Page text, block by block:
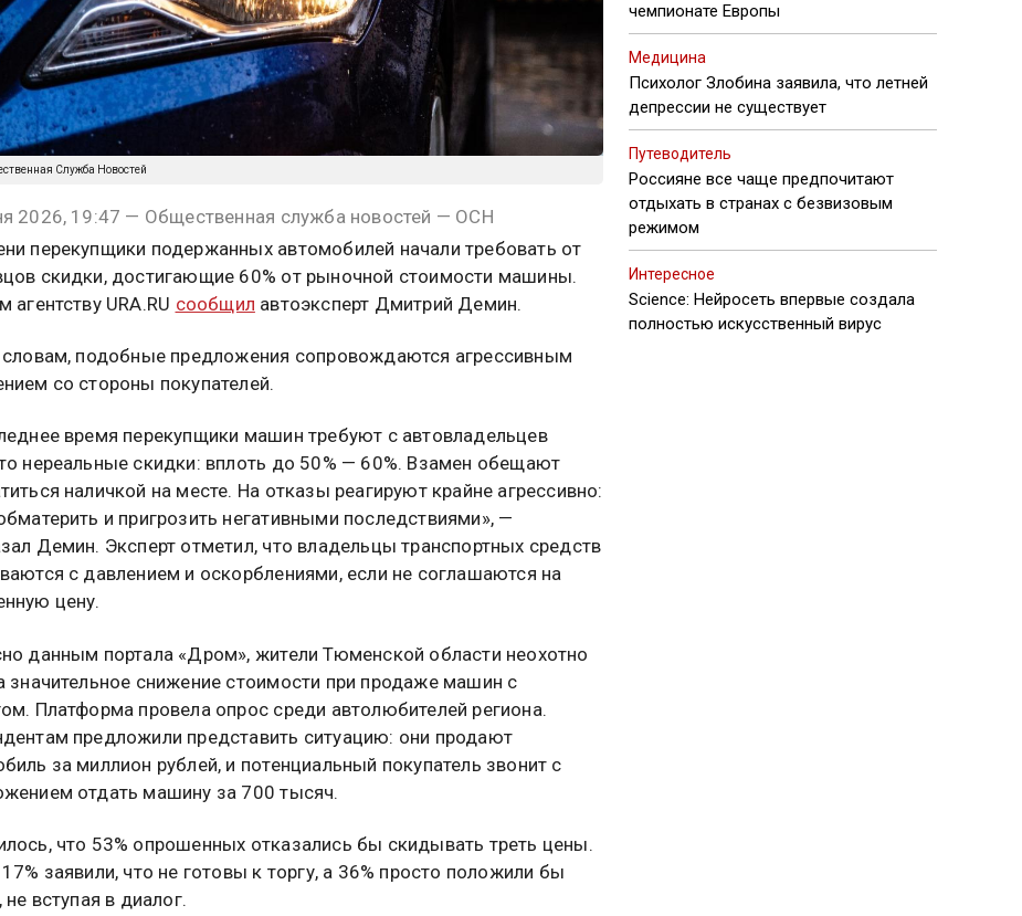
Служба Новостей
2026, 19:47 — Общественная служба новостей — ОСН
перекупщики подержанных автомобилей начали требовать от
скидки, достигающие 60% от рыночной стоимости машины.
агентству URA.RU сообщил автоэксперт Дмитрий Демин.
словам, подобные предложения сопровождаются агрессивным
со стороны покупателей.
время перекупщики машин требуют с автовладельцев
нереальные скидки: вплоть до 50% — 60%. Взамен обещают
наличкой на месте. На отказы реагируют крайне агрессивно:
и пригрозить негативными последствиями», —
Демин. Эксперт отметил, что владельцы транспортных средств
с давлением и оскорблениями, если не соглашаются на
цену.
данным портала «Дром», жители Тюменской области неохотно
значительное снижение стоимости при продаже машин с
Платформа провела опрос среди автолюбителей региона.
предложили представить ситуацию: они продают
за миллион рублей, и потенциальный покупатель звонит с
отдать машину за 700 тысяч.
что 53% опрошенных отказались бы скидывать треть цены.
заявили, что не готовы к торгу, а 36% просто положили бы
не вступая в диалог.
чемпионате Европы
Медицина
Психолог Злобина заявила, что летней
депрессии не существует
Путеводитель
Россияне все чаще предпочитают
отдыхать в странах с безвизовым
режимом
Интересное
Science: Нейросеть впервые создала
полностью искусственный вирус